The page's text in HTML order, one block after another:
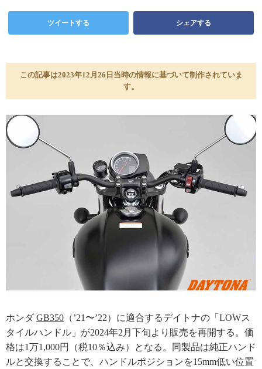
ツイートする シェアする
この記事は2023年12月26日当時の情報に基づいて制作されていま
す。
ホンダGB350 （’21〜’22）に適合するデイトナの「LOWス
タイルハンドル」が2024年2月下旬より販売を再開する。価
格は1万1,000円（税10％込み）となる。同製品は純正ハンド
ルと交換することで、ハンドルポジションを15mm低い位置